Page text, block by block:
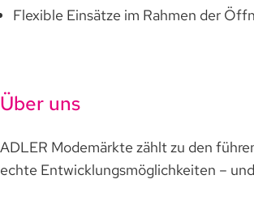
Flexible Einsätze im Rahmen der
Über uns
ADLER Modemärkte zählt zu den
echte Entwicklungsmöglichkeiten –